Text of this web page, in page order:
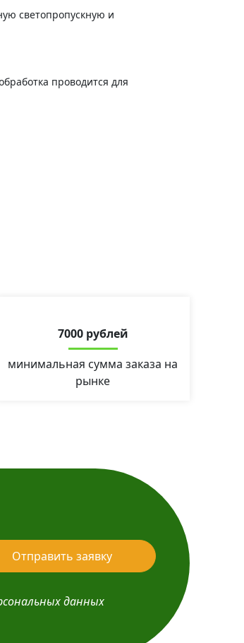
светопропускную и
проводится для
7000 рублей
минимальная сумма заказа на
рынке
Отправить заявку
данных